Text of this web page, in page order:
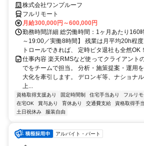
株式会社ワンプルーフ
フルリモート
月給300,000円～600,000円
勤務時間詳細 総労働時間：1ヶ月あたり160
～19:00／実働8時間】 残業は月平均20h程
トロールできれば、 定時ピタ退社も全然OK
仕事内容 楽天RMSなど使ってクライアント
でをチームで担当。 分析・施策提案・運用
大化を牽引します。 デロンギ等、ナショナ
上...
資格取得支援あり 固定時間制 住宅手当あり フルリモ
在宅OK
賞与あり 育休あり 交通費支給 資格取得手
土日祝休み
服装自由
アルバイト・パート